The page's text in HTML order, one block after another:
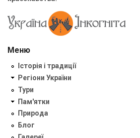
Меню
Історія і традиції
Регіони України
Тури
Пам'ятки
Природа
Блог